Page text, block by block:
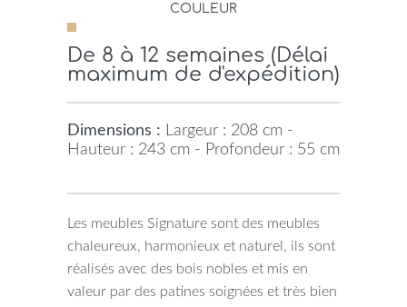
COULEUR
De 8 à 12 semaines (Délai
maximum de d'expédition)
Dimensions : Largeur : 208 cm -
Hauteur : 243 cm - Profondeur : 55 cm
Les meubles Signature sont des meubles
chaleureux, harmonieux et naturel, ils sont
réalisés avec des bois nobles et mis en
valeur par des patines soignées et très bien